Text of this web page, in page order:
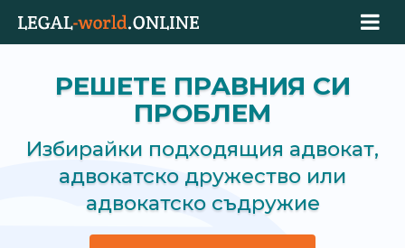
РЕШЕТЕ ПРАВНИЯ СИ
ПРОБЛЕМ
Избирайки подходящия адвокат,
адвокатско дружество или
адвокатско съдружие